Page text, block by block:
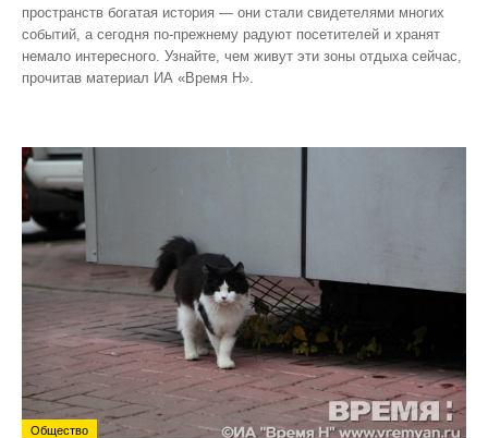
пространств богатая история — они стали свидетелями многих
событий, а сегодня по‑прежнему радуют посетителей и хранят
немало интересного. Узнайте, чем живут эти зоны отдыха сейчас,
прочитав материал ИА «Время Н».
Общество